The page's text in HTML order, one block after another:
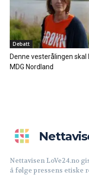
Debatt
Denne vesterålingen skal
MDG Nordland
Nettavisen LoVe24.no
å følge pressens etiske